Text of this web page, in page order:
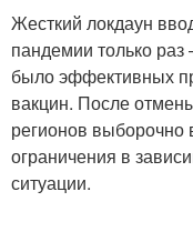
Жесткий локдаун
пандемии только
было эффективных
вакцин. После
регионов
ограничения в
ситуации.